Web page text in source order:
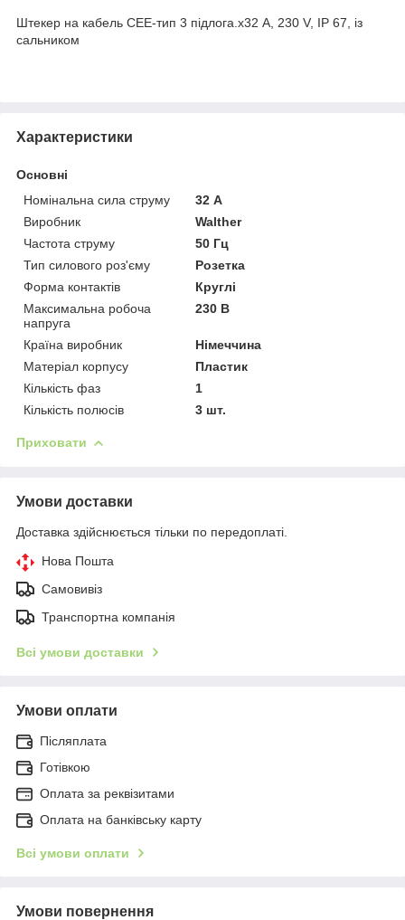
Штекер на кабель CEE-тип 3 підлога.х32 А, 230 V, IP 67, із
сальником
Характеристики
Основні
Номінальна сила струму
32 А
Виробник
Walther
Частота струму
50 Гц
Тип силового роз'єму
Розетка
Форма контактів
Круглі
Максимальна робоча
напруга
230 В
Країна виробник
Німеччина
Матеріал корпусу
Пластик
Кількість фаз
1
Кількість полюсів
3 шт.
Приховати
Умови доставки
Доставка здійснюється тільки по передоплаті.
Нова Пошта
Самовивіз
Транспортна компанія
Всі умови доставки
Умови оплати
Післяплата
Готівкою
Оплата за реквізитами
Оплата на банківську карту
Всі умови оплати
Умови повернення